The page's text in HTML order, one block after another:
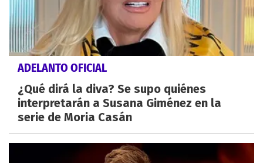
ADELANTO OFICIAL
¿Qué dirá la diva? Se supo quiénes
interpretarán a Susana Giménez en la
serie de Moria Casán